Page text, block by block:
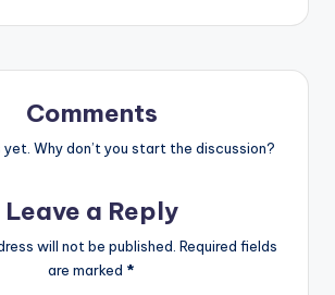
Comments
Why don’t you start the discussion?
Leave a Reply
will not be published. Required fields
are marked *